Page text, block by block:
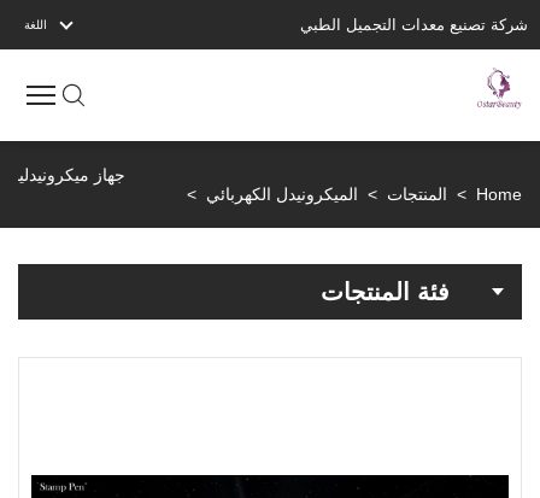
شركة تصنيع معدات التجميل الطبي اللغة
Home
> المنتجات > الميكرونيدل الكهربائي >
فئة المنتجات